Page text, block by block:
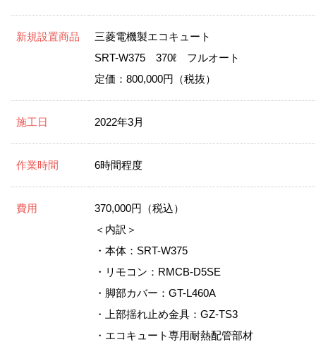
新規設置商品
三菱電機製エコキュート
SRT-W375 370ℓ フルオート
定価：800,000円（税抜）
施工日 2022年3月
作業時間 6時間程度
費用
370,000円（税込）
＜内訳＞
・本体：SRT-W375
・リモコン：RMCB-D5SE
・脚部カバー：GT-L460A
・上部揺れ止め金具：GZ-TS3
・エコキュート専用耐熱配管部材